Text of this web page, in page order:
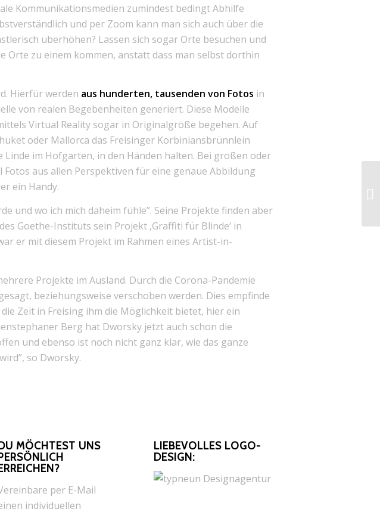
Kommunikationsmedien zumindest bedingt Abhilfe
und per Zoom kann man sich auch über die
überhöhen? Lassen sich sogar Orte besuchen und
Orte zu einem kommen, anstatt dass man selbst dorthin
Hierfür werden aus hunderten, tausenden von Fotos in
von realen Begebenheiten generiert. Diese Modelle
Virtual Reality sogar in Originalgröße begehen. Auf
oder Mallorca das Freisinger Korbiniansbrünnlein
im Hofgarten, in den Händen halten. Bei großen oder
aus allen Perspektiven für eine genaue Abbildung
ein Handy.
und wo ich mich daheim fühle”. Seine Projekte finden aber
Goethe-Instituts sein Projekt ‚Graffiti für Blinde‘ in
er mit diesem Projekt im Rahmen eines Artist-in-
Projekte im Ausland. Durch die Corona-Pandemie
beziehungsweise verschoben werden. Dies empfinde
Zeit in Freising ihm die Möglichkeit bietet, hier ein
Berg hat Dworsky jetzt auch schon die
und ebenso ist noch nicht ganz klar, wie das ganze
so Dworsky.
MÖCHTEST UNS
per E-Mail
individuellen
LIEBEVOLLES LOGO-
DESIGN: